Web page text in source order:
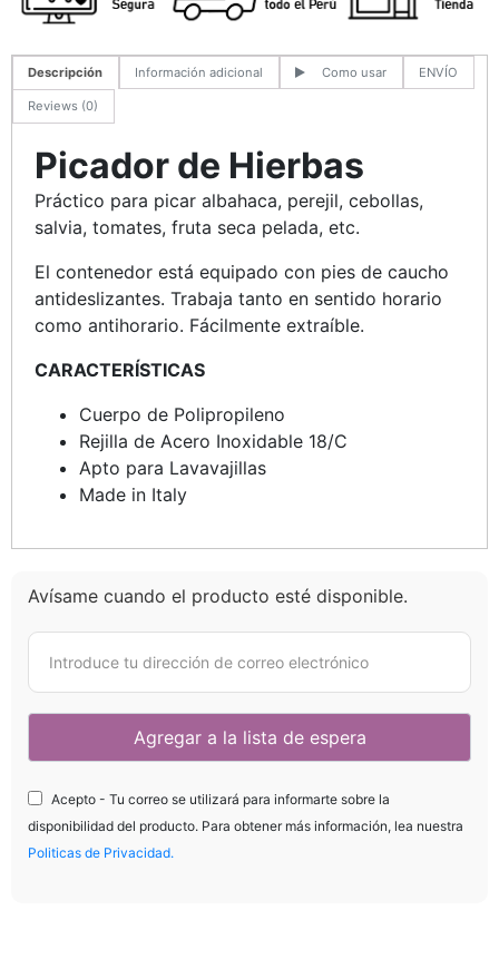
Descripción Información adicional Como usar ENVÍO
Reviews (0)
Picador de Hierbas
Práctico para picar albahaca, perejil, cebollas,
salvia, tomates, fruta seca pelada, etc.
El contenedor está equipado con pies de caucho
antideslizantes. Trabaja tanto en sentido horario
como antihorario. Fácilmente extraíble.
CARACTERÍSTICAS
Cuerpo de Polipropileno
Rejilla de Acero Inoxidable 18/C
Apto para Lavavajillas
Made in Italy
Avísame cuando el producto esté disponible.
Acepto - Tu correo se utilizará para informarte sobre la
disponibilidad del producto. Para obtener más información, lea nuestra
Politicas de Privacidad.